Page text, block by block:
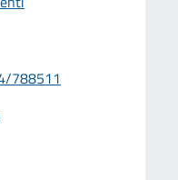
788511